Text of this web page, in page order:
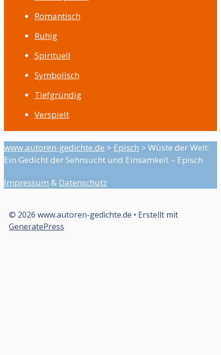
Romantisch
Ruhig
Spirituell
Symbolisch
Tiefgründig
Verspielt
www.autoren-gedichte.de > Episch > Wüste der Welt:
Ein Gedicht der Sehnsucht und Einsamkeit – Episch
Impressum & Datenschutz
© 2026 www.autoren-gedichte.de • Erstellt mit
GeneratePress